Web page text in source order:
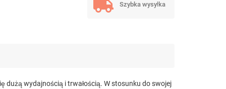
Szybka wysyłka
dużą wydajnością i trwałością. W stosunku do swojej